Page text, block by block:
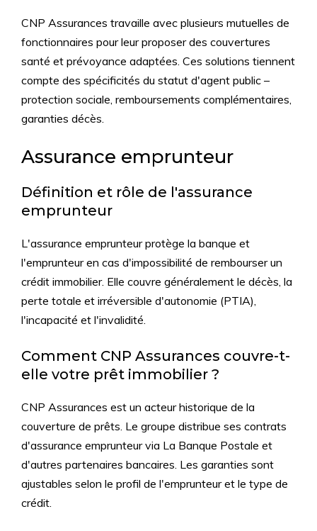
CNP Assurances travaille avec plusieurs mutuelles de
fonctionnaires pour leur proposer des couvertures
santé et prévoyance adaptées. Ces solutions tiennent
compte des spécificités du statut d'agent public –
protection sociale, remboursements complémentaires,
garanties décès.
Assurance emprunteur
Définition et rôle de l'assurance
emprunteur
L'assurance emprunteur protège la banque et
l'emprunteur en cas d'impossibilité de rembourser un
crédit immobilier. Elle couvre généralement le décès, la
perte totale et irréversible d'autonomie (PTIA),
l'incapacité et l'invalidité.
Comment CNP Assurances couvre-t-
elle votre prêt immobilier ?
CNP Assurances est un acteur historique de la
couverture de prêts. Le groupe distribue ses contrats
d'assurance emprunteur via La Banque Postale et
d'autres partenaires bancaires. Les garanties sont
ajustables selon le profil de l'emprunteur et le type de
crédit.